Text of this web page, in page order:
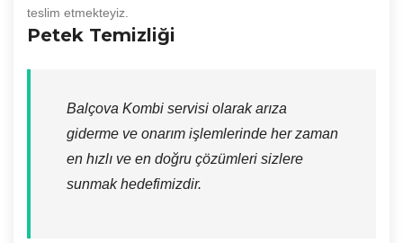
teslim etmekteyiz.
Petek Temizliği
Balçova Kombi servisi olarak arıza
giderme ve onarım işlemlerinde her zaman
en hızlı ve en doğru çözümleri sizlere
sunmak hedefimizdir.